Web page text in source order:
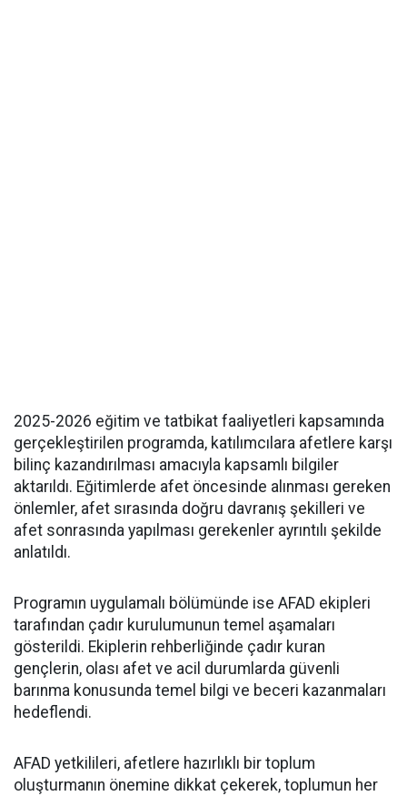
2025-2026 eğitim ve tatbikat faaliyetleri kapsamında
gerçekleştirilen programda, katılımcılara afetlere karşı
bilinç kazandırılması amacıyla kapsamlı bilgiler
aktarıldı. Eğitimlerde afet öncesinde alınması gereken
önlemler, afet sırasında doğru davranış şekilleri ve
afet sonrasında yapılması gerekenler ayrıntılı şekilde
anlatıldı.
Programın uygulamalı bölümünde ise AFAD ekipleri
tarafından çadır kurulumunun temel aşamaları
gösterildi. Ekiplerin rehberliğinde çadır kuran
gençlerin, olası afet ve acil durumlarda güvenli
barınma konusunda temel bilgi ve beceri kazanmaları
hedeflendi.
AFAD yetkilileri, afetlere hazırlıklı bir toplum
oluşturmanın önemine dikkat çekerek, toplumun her